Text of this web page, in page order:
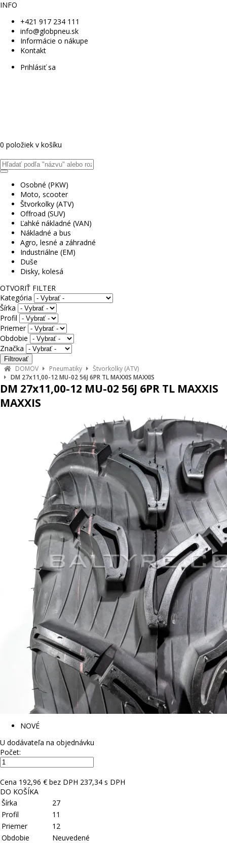
INFO
+421 917 234 111
info@globpneu.sk
Informácie o nákupe
Kontakt
Prihlásiť sa
0 položiek v košíku
Osobné (PKW)
Moto, scooter
Štvorkolky (ATV)
Offroad (SUV)
Ľahké nákladné (VAN)
Nákladné a bus
Agro, lesné a záhradné
Industriálne (EM)
Duše
Disky, kolesá
OTVORIŤ FILTER
Kategória
Šírka
Profil
Priemer
Obdobie
Značka
DOMOV Pneumatiky
Štvorkolky (ATV)
DM 27x11,00-12 MU-02 56J 6PR TL MAXXIS MAXXIS
DM 27x11,00-12 MU-02 56J 6PR TL MAXXIS
MAXXIS
NOVÉ
U dodávateľa na objednávku
Počet:
Cena 192,96 € bez DPH 237,34 s DPH
DO KOŠÍKA
Šírka
27
Profil
11
Priemer
12
Obdobie
Neuvedené